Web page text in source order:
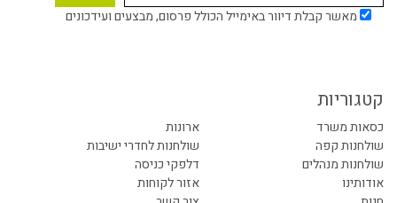
מאשר קבלת דיוור באימייל הכולל פרסום, מבצעים ועידכונים
קטגוריות
כסאות משרד
ארונות
שולחנות קפה
שולחנות לחדרי ישיבות
שולחנות מנהלים
דלפקי כניסה
אודותינו
אזור לקוחות